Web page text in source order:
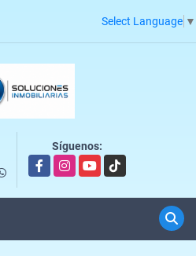
Select Language ▼
Síguenos:
FacebookInstagramYouTubeTikTok